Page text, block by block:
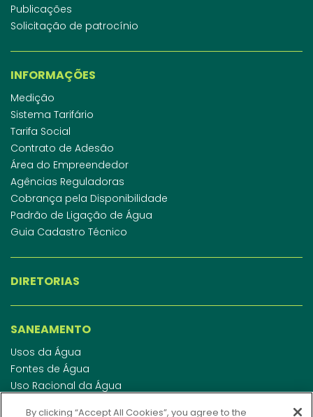
Publicações
Solicitação de patrocínio
INFORMAÇÕES
Medição
Sistema Tarifário
Tarifa Social
Contrato de Adesão
Área do Empreendedor
Agências Reguladoras
Cobrança pela Disponibilidade
Padrão de Ligação de Água
Guia Cadastro Técnico
DIRETORIAS
SANEAMENTO
Usos da Água
Fontes de Água
Uso Racional da Água
By clicking “Accept All Cookies”, you agree to the